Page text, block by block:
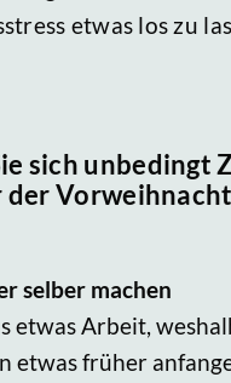
etwas los zu
sich unbedingt
der
selber machen
etwas Arbeit,
etwas früher